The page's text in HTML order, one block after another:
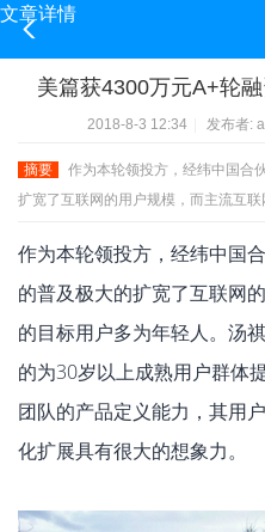
文章详情
美篇获4300万元A+轮
2018-8-3 12:34 发布者:
摘要
作为本轮领投方，经纬中国合
扩宽了互联网的用户规模，而主流互
...
作为本轮领投方，经纬中国
的普及极大的扩宽了互联网
的目标用户多为年轻人。汤
的为30岁以上成熟用户群体
团队的产品定义能力，其用
化扩展具有很大的想象力。